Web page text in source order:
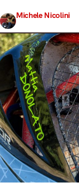
Michele Nicolini